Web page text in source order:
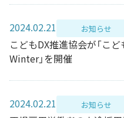
2024.02.21 お知らせ
こどもDX推進協会が「こ
Winter」を開催
2024.02.21 お知らせ